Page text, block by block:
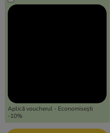
Aplică voucherul - Economisești
-10%